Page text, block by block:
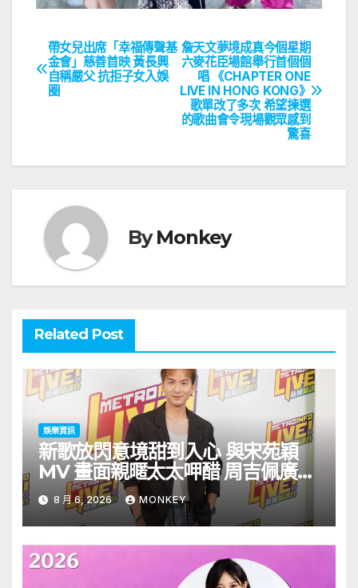
文
章
詹天文夢境成真今個星期
六麥花臣場館舉行首個個
唱 《CHAPTER ONE
LIVE IN HONG KONG》
歌單改了多次 希望揀選
的歌曲會令現場觀眾感到
驚喜
帶女兒出席「幸福傳聲基
金會」慈善首映 黃長興
自稱嚴父 抗拒子女入娛
圈
ByMonkey
Related Post
娛樂資訊
新歌放閃意境甜到入心 與宋苑穎
MV 畫面親暱太太呷醋 周吉佩廣州
一日三場熱血 Busking
8 月 6, 2026 MONKEY